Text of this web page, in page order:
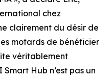
chez
clairement du désir de
motards de bénéficier
véritablement
Hub n’est pas un